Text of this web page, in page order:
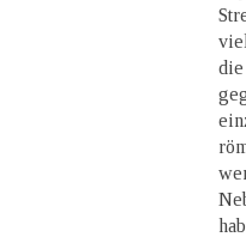
die